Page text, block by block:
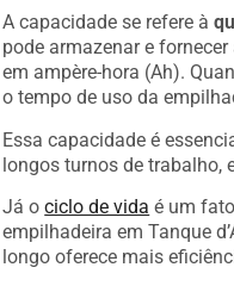
A capacidade se refere à
pode armazenar e
em ampère-hora (Ah).
o tempo de uso da
Essa capacidade é
longos turnos de trabalho,
Já ociclo de vida é um
empilhadeira em Tanque
longo oferece mais